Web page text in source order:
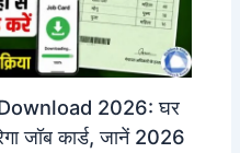
2026: घर
जॉब कार्ड, जानें 2026